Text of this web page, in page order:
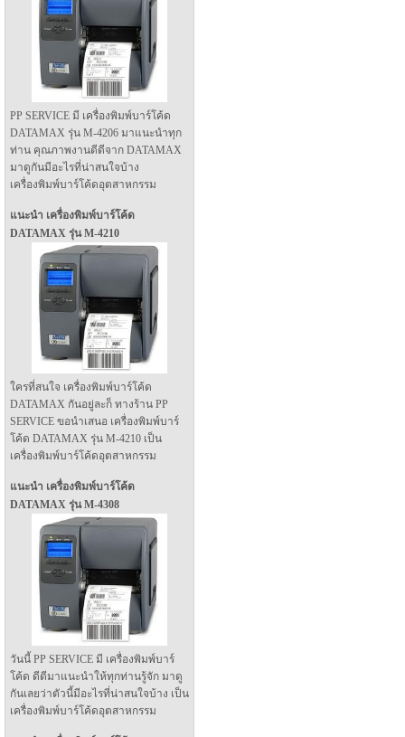
PP SERVICE มี เครื่องพิมพ์บาร์โค้ด
DATAMAX รุ่น M-4206 มาแนะนำทุก
ท่าน คุณภาพงานดีดีจาก DATAMAX
มาดูกันมีอะไรที่น่าสนใจบ้าง
เครื่องพิมพ์บาร์โค้ดอุตสาหกรรม
แนะนำ เครื่องพิมพ์บาร์โค้ด
DATAMAX รุ่น M-4210
ใครที่สนใจ เครื่องพิมพ์บาร์โค้ด
DATAMAX กันอยู่ละก็ ทางร้าน PP
SERVICE ขอนำเสนอ เครื่องพิมพ์บาร์
โค้ด DATAMAX รุ่น M-4210 เป็น
เครื่องพิมพ์บาร์โค้ดอุตสาหกรรม
แนะนำ เครื่องพิมพ์บาร์โค้ด
DATAMAX รุ่น M-4308
วันนี้ PP SERVICE มี เครื่องพิมพ์บาร์
โค้ด ดีดีมาแนะนำให้ทุกท่านรู้จัก มาดู
กันเลยว่าตัวนี้มีอะไรที่น่าสนใจบ้าง เป็น
เครื่องพิมพ์บาร์โค้ดอุตสาหกรรม